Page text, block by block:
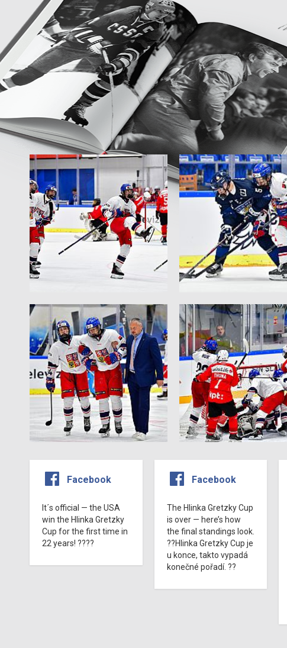
Facebook
It´s official — the USA
win the Hlinka Gretzky
Cup for the first time in
22 years! ????
Facebook
The Hlinka Gretzky Cup
is over — here’s how
the final standings look.
??Hlinka Gretzky Cup je
u konce, takto vypadá
konečné pořadí. ??